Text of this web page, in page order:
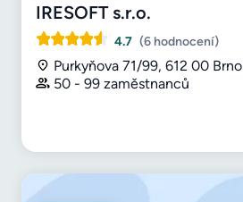
IRESOFT s.r.o.
4.7 (6 hodnocení)
Purkyňova 71/99, 612 00 Brno
50 - 99 zaměstnanců